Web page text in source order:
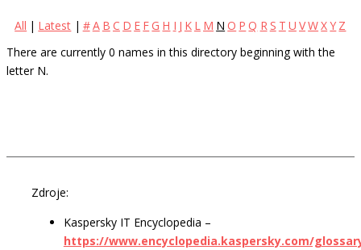
All | Latest | #A B C D E F G H I J K L M N O P Q R S T U VWXY Z
There are currently 0 names in this directory beginning with the
letter N.
Zdroje:
Kaspersky IT Encyclopedia –
https://www.encyclopedia.kaspersky.com/